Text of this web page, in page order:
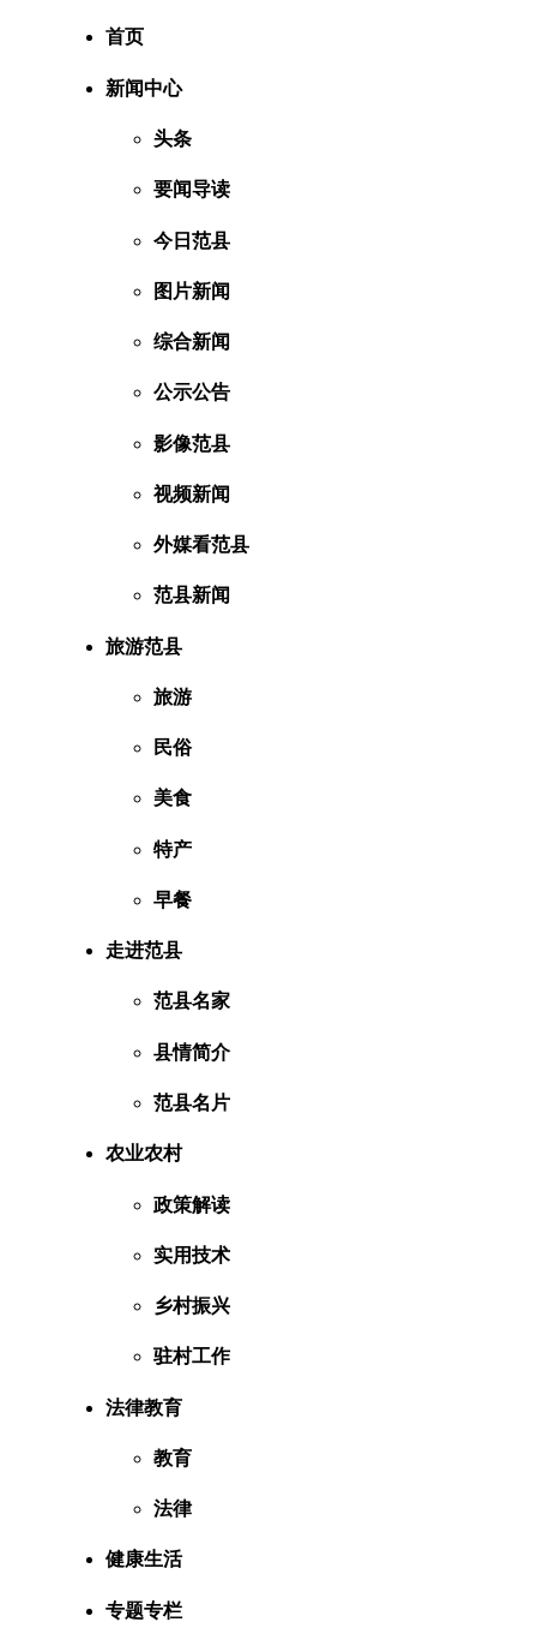
首页
新闻中心
头条
要闻导读
今日范县
图片新闻
综合新闻
公示公告
影像范县
视频新闻
外媒看范县
范县新闻
旅游范县
旅游
民俗
美食
特产
早餐
走进范县
范县名家
县情简介
范县名片
农业农村
政策解读
实用技术
乡村振兴
驻村工作
法律教育
教育
法律
健康生活
专题专栏